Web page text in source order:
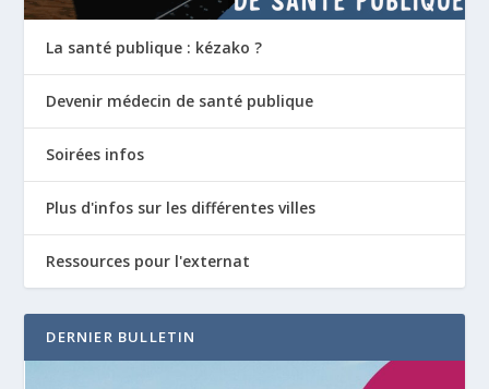
La santé publique : kézako ?
Devenir médecin de santé publique
Soirées infos
Plus d'infos sur les différentes villes
Ressources pour l'externat
DERNIER BULLETIN